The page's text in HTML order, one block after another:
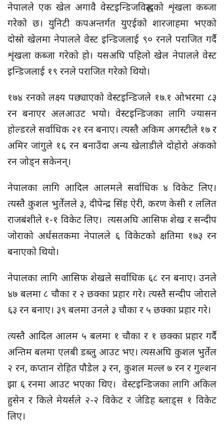
नेपालले एक खेल अगावै वेस्टइन्डिजविरुद्धको शृंखला कब्जा
गरेको छ। युनिटी कपअन्तर्गत युएईको शारजाहमा भएको
दोस्रो खेलमा नेपालले वेस्ट इन्डिजलाई ९० रनले पराजित गर्दै
शृंखला कब्जा गरेको हो। यसअघि पहिलो खेल नेपालले वेस्ट
इन्डिजलाई १९ रनले पराजित गरेको थियो।
१७४ रनको लक्ष्य पछ्याएको वेस्टइन्डिजले १७.१ ओभरमा ८३
रन बनाएर अलआउट भयो। वेस्टइन्डिजका लागि ज्यासन
होल्डरले सर्वाधिक २१ रन बनाए। त्यस्तै अकिम अगस्टीले १७ र
अमिर जांगुले १६ रन बनाउँदा अन्य खेलाडीले दोहोरो अंकको
रन जोड्न सकेनन्।
नेपालका लागि आदिल आलमले सर्वाधिक ४ विकेट लिए।
त्यस्तै कुशल भुर्तेलले ३, दीपेन्द्र सिंह ऐरी, करण केसी र ललित
राजबंशीले १-१ विकेट लिए। त्यसअघि आसिफ शेख र सन्दीप
जोराको अर्धसतकमा नेपालले ६ विकेटको क्षतिमा १७३ रन
बनाएको थियो।
नेपालका लागि आसिफ शेखले सर्वाधिक ६८ रन बनाए। उनले
४७ बलमा ८ चौका र २ छक्का प्रहार गरे। त्यस्तै सन्दीप जोराले
६३ रन बनाए। ३९ बलमा उनले ३ चौका र ५ छक्का प्रहार गरे।
त्यस्तै आदिल आलम ५ बलमा १ चौका र १ छक्का प्रहार गर्दै
अन्तिम बलमा एलबी डब्लु आउट भए। त्यसअघि कुशल भुर्तेल
२ रन, कप्तान रोहित पौडेल ३ रन, कुशल मल्ल ७ रन र गुल्शन
झा ६ रनमा आउट भएका थिए। वेस्टइन्डिजका लागि अकिल
हुसेन र किले मेयर्सले २-२ विकेट र जेडिह ब्लाड्स १ विकेट
लिए।